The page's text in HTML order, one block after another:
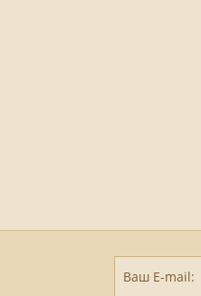
Ваш E-mail: